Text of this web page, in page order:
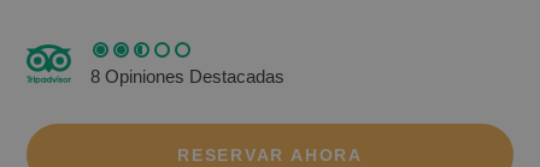
8 Opiniones Destacadas
RESERVAR AHORA